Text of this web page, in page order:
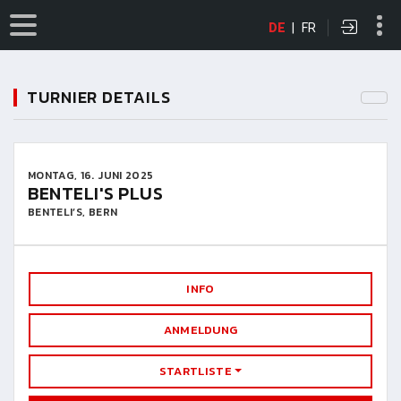
DE | FR
TURNIER DETAILS
MONTAG, 16. JUNI 2025
BENTELI'S PLUS
BENTELI’S, BERN
INFO
ANMELDUNG
STARTLISTE